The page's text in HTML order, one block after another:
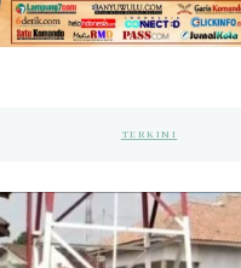
TERKINI